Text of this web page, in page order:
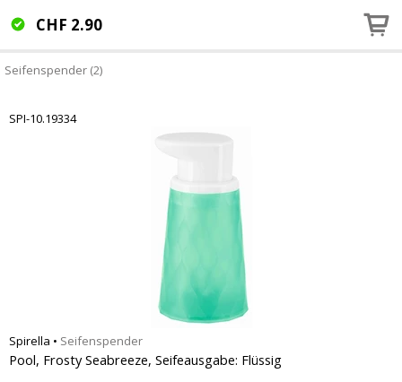
CHF 2.90
Seifenspender (2)
SPI-10.19334
Spirella • Seifenspender
Pool, Frosty Seabreeze, Seifeausgabe: Flüssig